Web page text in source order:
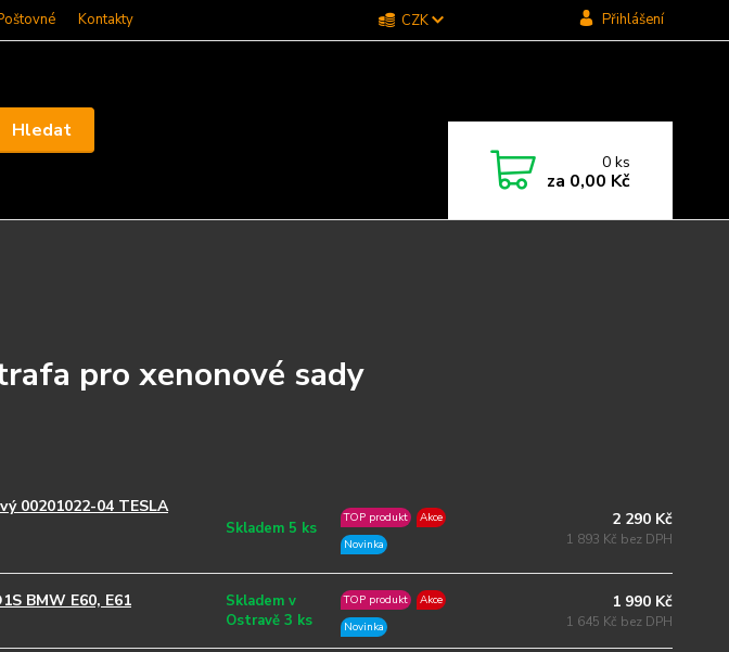
Kontakty CZK Přihlášení
Hledat
0ks
za 0,00 Kč
pro xenonové sady
00201022-04 TESLA
Skladem 5 ks
TOP produkt
Akce
Novinka
2 290 Kč
1 893 Kč bez DPH
BMW E60, E61
Skladem v
Ostravě 3 ks
TOP produkt
Akce
Novinka
1 990 Kč
1 645 Kč bez DPH